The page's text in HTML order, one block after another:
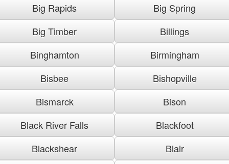
Big Rapids
Big Spring
Big Timber
Billings
Binghamton
Birmingham
Bisbee
Bishopville
Bismarck
Bison
Black River Falls
Blackfoot
Blackshear
Blair